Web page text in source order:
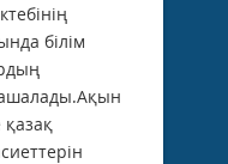
білім